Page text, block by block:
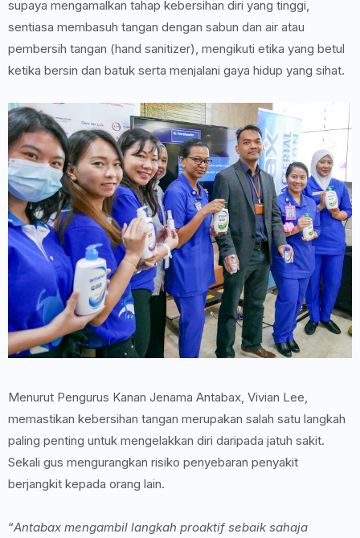
supaya mengamalkan tahap kebersihan diri yang tinggi,
sentiasa membasuh tangan dengan sabun dan air atau
pembersih tangan (hand sanitizer), mengikuti etika yang betul
ketika bersin dan batuk serta menjalani gaya hidup yang sihat.
Menurut Pengurus Kanan Jenama Antabax, Vivian Lee,
memastikan kebersihan tangan merupakan salah satu langkah
paling penting untuk mengelakkan diri daripada jatuh sakit.
Sekali gus mengurangkan risiko penyebaran penyakit
berjangkit kepada orang lain.
“Antabax mengambil langkah proaktif sebaik sahaja